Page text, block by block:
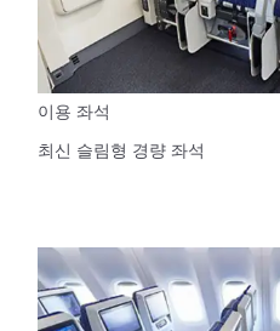
이용 좌석
최신 슬림형 경량 좌석